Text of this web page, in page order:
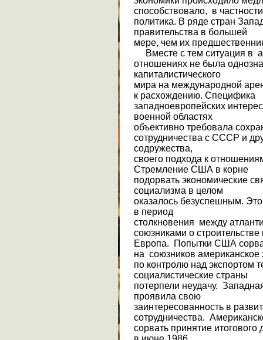
способствовало, в
политика. В ряде стран
правительства в большей
ме­ре, чем их
Вместе с тем ситуация в
отношениях не была
капиталистического
мира на международной
к расхождению. Спе­цифика
западноевропейских
во­енной областях
объективно требовала
сотрудни­чества с СССР и
содружества,
своего подхода к
Стремление США в корне
подорвать экономические
социализма в целом
оказалось безуспешным.
в пе­риод
столкновения между
союзниками о
Европа. Попытки США
на союзников американское
по контролю над экспортом
социалистические страны
потерпе­ли неудачу.
проявила свою
заинтересо­ванность в
сотрудничества.
сорвать принятие